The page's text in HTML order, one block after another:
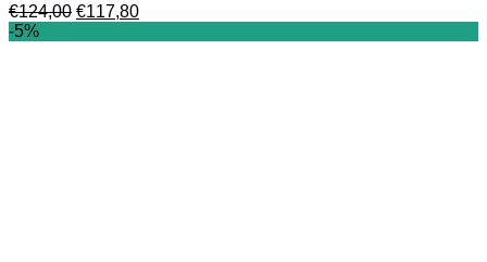
€124,00 Oorspronkelijke
€117,80Huidige
-5%